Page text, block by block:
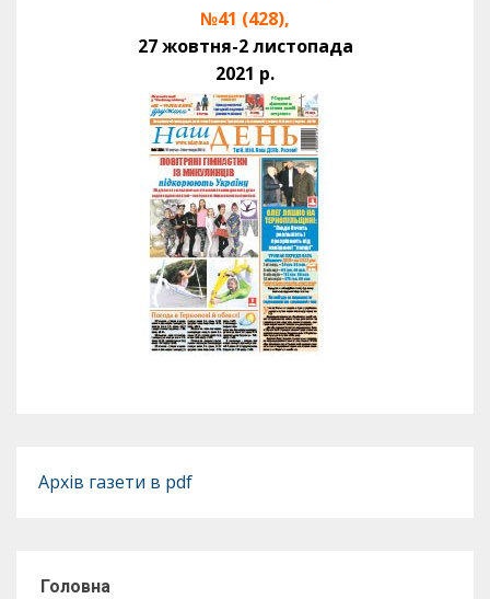
№41 (428),
27 жовтня-2 листопада
2021 р.
Архів газети в pdf
Головна